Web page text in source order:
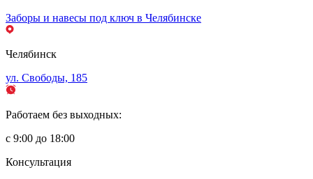
Заборы и навесы под ключ в Челябинске
Челябинск
ул. Свободы, 185
Работаем без выходных:
с 9:00 до 18:00
Консультация